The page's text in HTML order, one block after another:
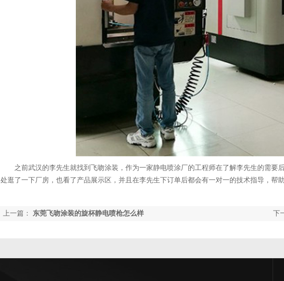
之前武汉的李先生就找到飞吻涂装，作为一家静电喷涂厂的工程师在了解李先生的需要
处逛了一下厂房，也看了产品展示区，并且在李先生下订单后都会有一对一的技术指导，帮
下
上一篇： 东莞飞吻涂装的旋杯静电喷枪怎么样